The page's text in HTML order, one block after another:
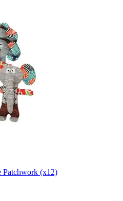
Patchwork (x12)